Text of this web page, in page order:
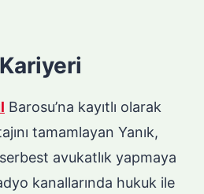
Barosu’na kayıtlı olarak
tamamlayan Yanık,
avukatlık yapmaya
kanallarında hukuk ile